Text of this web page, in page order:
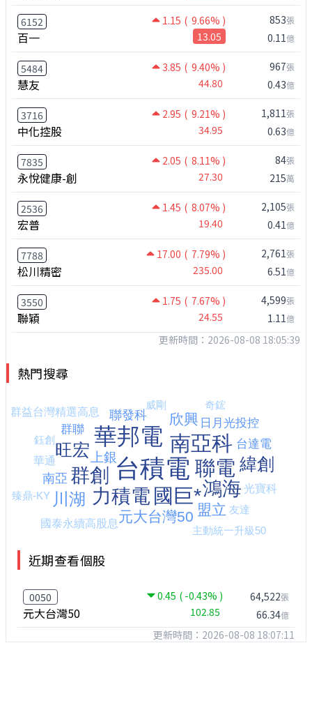
6152 1.15 ( 9.66% )
百一 13.05
853張
0.11億
5484 3.85 ( 9.40% )
慧友 44.80
967張
0.43億
3716 2.95 ( 9.21% )
中化控股 34.95
1,811張
0.63億
7835 2.05 ( 8.11% )
永悅健康-創 27.30
84張
215萬
2536 1.45 ( 8.07% )
宏普 19.40
2,105張
0.41億
7788 17.00 ( 7.79% )
松川精密 235.00
2,761張
6.51億
3550 1.75 ( 7.67% )
聯穎 24.55
4,599張
1.11億
更新時間：2026-08-08 18:05:39
熱門搜尋
近期查看個股
0050 0.45 ( -0.43% )
元大台灣50 102.85
64,522張
66.34億
更新時間：2026-08-08 18:07:11